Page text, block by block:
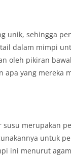
unik, sehingga
dalam mimpi
oleh pikiran
yang mereka
merupakan
untuk
ini menurut